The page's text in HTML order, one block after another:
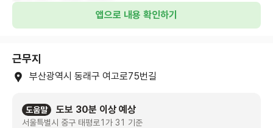
앱으로 내용 확인하기
근무지
부산광역시 동래구 여고로75번길
도움말 도보 30분 이상 예상
서울특별시 중구 태평로1가 31 기준